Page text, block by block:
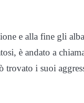
e alla fine gli
è andato a
trovato i suoi